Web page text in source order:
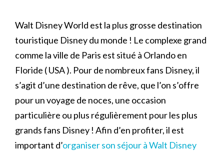
Walt Disney World est la plus grosse destination
touristique Disney du monde ! Le complexe grand
comme la ville de Paris est situé à Orlando en
Floride ( USA ). Pour de nombreux fans Disney, il
s’agit d’une destination de rêve, que l’on s’offre
pour un voyage de noces, une occasion
particulière ou plus régulièrement pour les plus
grands fans Disney ! Afin d’en profiter, il est
important d’organiser son séjour à Walt Disney